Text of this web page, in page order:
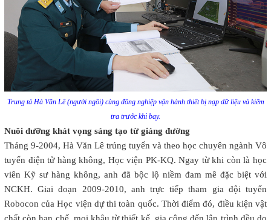
Trung tá Hà Văn Lê (người ngồi) cùng đồng nghiệp vận hành thiết bị nạp dữ liệu và kiểm
tra trước khi bay.
Nuôi dưỡng khát vọng sáng tạo từ giảng đường
Tháng 9-2004, Hà Văn Lê trúng tuyển và theo học chuyên ngành Vô
tuyến điện tử hàng không, Học viện PK-KQ. Ngay từ khi còn là học
viên Kỹ sư hàng không, anh đã bộc lộ niềm đam mê đặc biệt với
NCKH. Giai đoạn 2009-2010, anh trực tiếp tham gia đội tuyển
Robocon của Học viện dự thi toàn quốc. Thời điểm đó, điều kiện vật
chất còn hạn chế, mọi khâu từ thiết kế, gia công đến lập trình đều do